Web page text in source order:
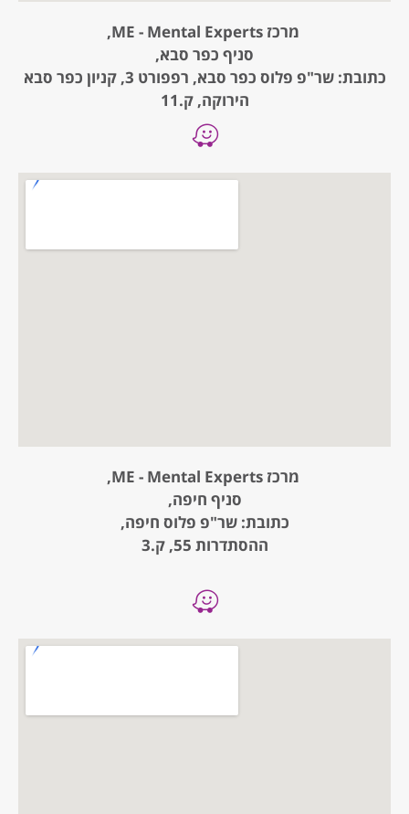
מרכז ME - Mental Experts,
סניף כפר סבא,
כתובת: שר"פ פלוס כפר סבא, רפפורט 3, קניון כפר סבא
הירוקה, ק.11
מרכז ME - Mental Experts,
סניף חיפה,
כתובת: שר"פ פלוס חיפה,
ההסתדרות 55, ק.3